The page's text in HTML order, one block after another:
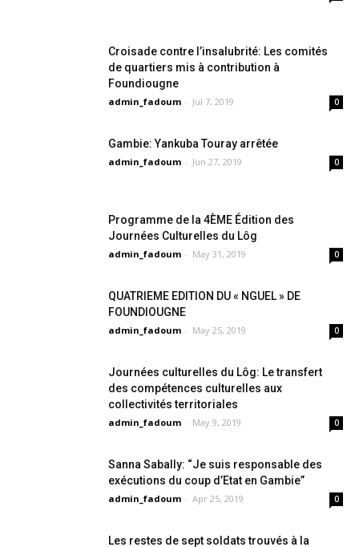
Croisade contre l’insalubrité: Les comités
de quartiers mis à contribution à
Foundiougne
admin_fadoum - Jul 7, 2019 0
Gambie: Yankuba Touray arrêtée
admin_fadoum - Jun 27, 2019 0
Programme de la 4ÈME Édition des
Journées Culturelles du Lôg
admin_fadoum - May 31, 2019 0
QUATRIEME EDITION DU « NGUEL » DE
FOUNDIOUGNE
admin_fadoum - May 25, 2019 0
Journées culturelles du Lôg: Le transfert
des compétences culturelles aux
collectivités territoriales
admin_fadoum - May 9, 2019 0
Sanna Sabally: “Je suis responsable des
exécutions du coup d’Etat en Gambie”
admin_fadoum - Apr 25, 2019 0
Les restes de sept soldats trouvés à la